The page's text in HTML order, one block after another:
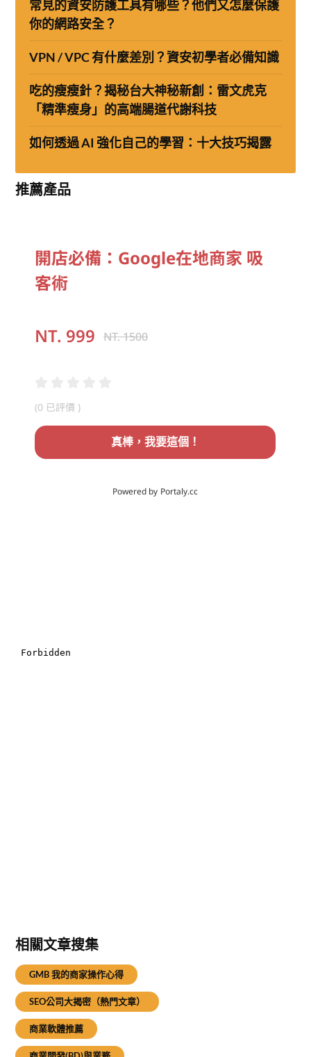
常見的資安防護工具有哪些？他們又怎麼保護
你的網路安全？
VPN / VPC 有什麼差別？資安初學者必備知識
吃的瘦瘦針？揭秘台大神秘新創：雷文虎克
「精準瘦身」的高端腸道代謝科技
如何透過 AI 強化自己的學習：十大技巧揭露
推薦產品
相關文章搜集
GMB 我的商家操作心得
SEO公司大揭密（熱門文章）
商業軟體推薦